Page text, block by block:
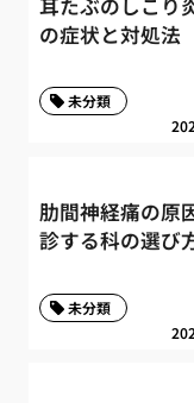
の症状と対処法
未分類
肋間神経痛の原
診する科の選び
未分類